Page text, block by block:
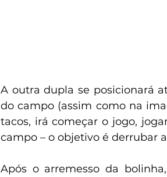
A outra dupla se posicionará
do campo (assim como na
tacos, irá começar o jogo,
campo – o objetivo é derrubar
Após o arremesso da